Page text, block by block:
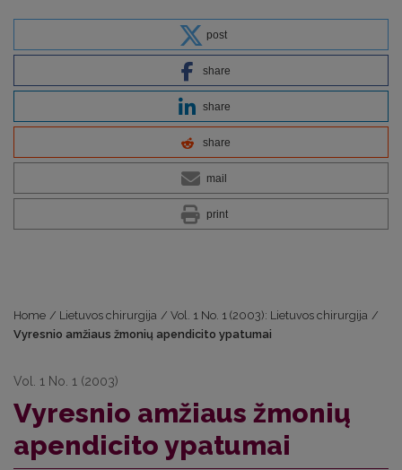
post
share
share
share
mail
print
Home / Lietuvos chirurgija / Vol. 1 No. 1 (2003): Lietuvos chirurgija /
Vyresnio amžiaus žmonių apendicito ypatumai
Vol. 1 No. 1 (2003)
Vyresnio amžiaus žmonių
apendicito ypatumai